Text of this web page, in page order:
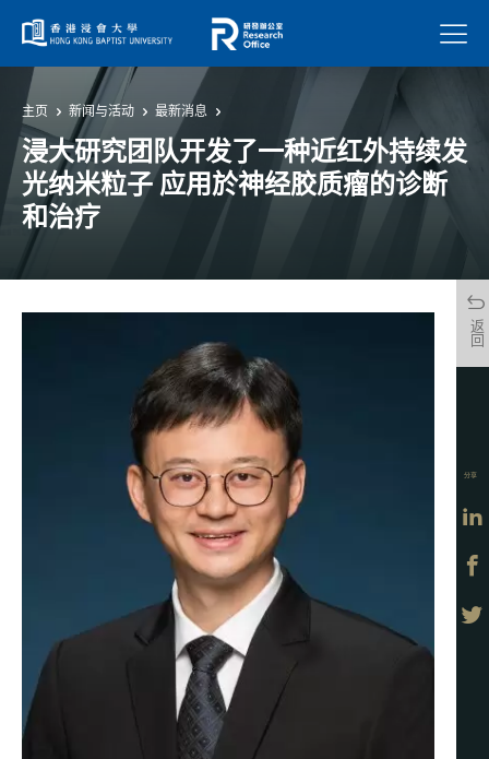
菜单
主页 新闻与活动 最新消息
浸大研究团队开发了一种近红外持续发
光纳米粒子 应用於神经胶质瘤的诊断
和治疗
返回
分享